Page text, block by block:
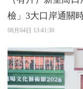
檢」3大口岸通關
08月04日 13:41:30